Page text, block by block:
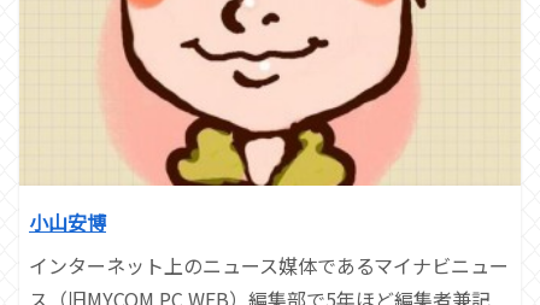
小山安博
インターネット上のニュース媒体であるマイナビニュー
ス（旧MYCOM PC WEB）編集部で5年ほど編集者兼記